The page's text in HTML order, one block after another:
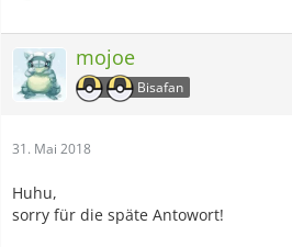
mojoe
Bisafan
31. Mai 2018
Huhu,
sorry für die späte Antowort!